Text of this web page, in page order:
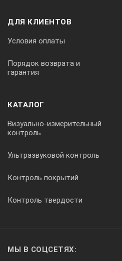
ДЛЯ КЛИЕНТОВ
Условия оплаты
Порядок возврата и
гарантия
КАТАЛОГ
Визуально-измерительный
контроль
Ультразвуковой контроль
Контроль покрытий
Контроль твердости
МЫ В СОЦСЕТЯХ: